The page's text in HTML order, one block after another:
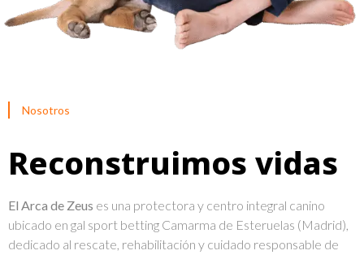
Nosotros
Reconstruimos vidas
El Arca de Zeus es una protectora y centro integral canino
ubicado en gal sport betting Camarma de Esteruelas (Madrid),
dedicado al rescate, rehabilitación y cuidado responsable de